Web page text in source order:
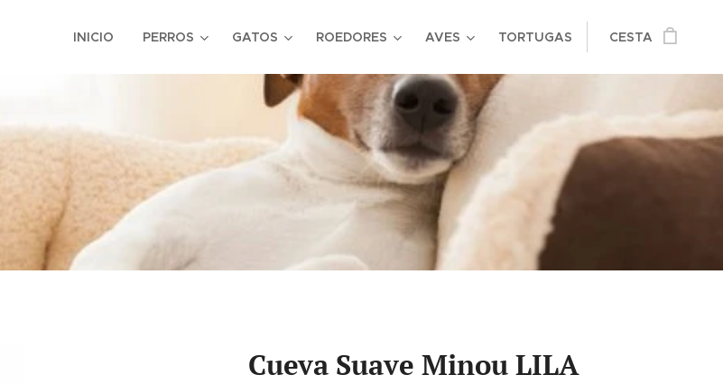
INICIO PERROS GATOS ROEDORES AVES TORTUGAS CESTA
Cueva Suave Minou LILA